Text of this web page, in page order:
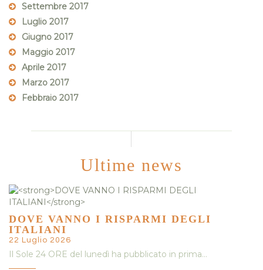
Settembre 2017
Luglio 2017
Giugno 2017
Maggio 2017
Aprile 2017
Marzo 2017
Febbraio 2017
Ultime news
DOVE VANNO I RISPARMI DEGLI
ITALIANI
22 Luglio 2026
Il Sole 24 ORE del lunedì ha pubblicato in prima…